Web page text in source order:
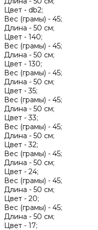
Цвет - db2;
Вес (грамы) - 45;
Длина - 50 см;
Цвет - 140;
Вес (грамы) - 45;
Длина - 50 см;
Цвет - 130;
Вес (грамы) - 45;
Длина - 50 см;
Цвет -35;
Вес (грамы) - 45;
Длина - 50 см;
Цвет -33;
Вес (грамы) - 45;
Длина - 50 см;
Цвет -32;
Вес (грамы) - 45;
Длина - 50 см;
Цвет - 24;
Вес (грамы) - 45;
Длина - 50 см;
Цвет - 20;
Вес (грамы) - 45;
Длина - 50 см;
Цвет - 17;